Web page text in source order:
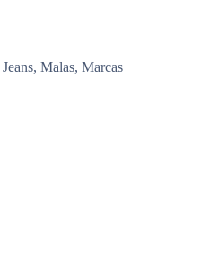
, Malas, Marcas